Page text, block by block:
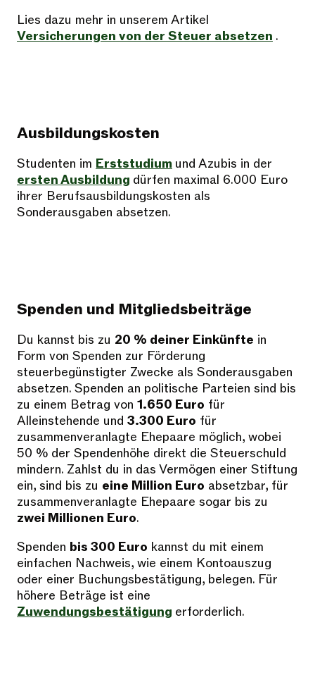
Lies dazu mehr in unserem Artikel
Versicherungen von der Steuer absetzen .
Ausbildungskosten
Studenten im Erststudium und Azubis in der
ersten Ausbildung dürfen maximal 6.000 Euro
ihrer Berufsausbildungskosten als
Sonderausgaben absetzen.
Spenden und Mitgliedsbeiträge
Du kannst bis zu 20 % deiner Einkünfte in
Form von Spenden zur Förderung
steuerbegünstigter Zwecke als Sonderausgaben
absetzen. Spenden an politische Parteien sind bis
zu einem Betrag von 1.650 Euro für
Alleinstehende und 3.300 Euro für
zusammenveranlagte Ehepaare möglich, wobei
50 % der Spendenhöhe direkt die Steuerschuld
mindern. Zahlst du in das Vermögen einer Stiftung
ein, sind bis zu eine Million Euro absetzbar, für
zusammenveranlagte Ehepaare sogar bis zu
zwei Millionen Euro.
Spenden bis 300 Euro kannst du mit einem
einfachen Nachweis, wie einem Kontoauszug
oder einer Buchungsbestätigung, belegen. Für
höhere Beträge ist eine
Zuwendungsbestätigung erforderlich.